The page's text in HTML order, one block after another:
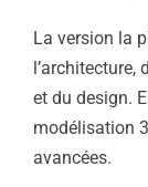
La version la
l’architecture,
et du design.
modélisation
avancées.